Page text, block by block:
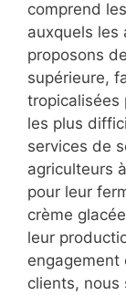
comprend
auxquels les
proposons
supérieure,
tropicalisées
les plus
services de
agriculteurs
pour leur
crème
leur
engagement
clients, nous